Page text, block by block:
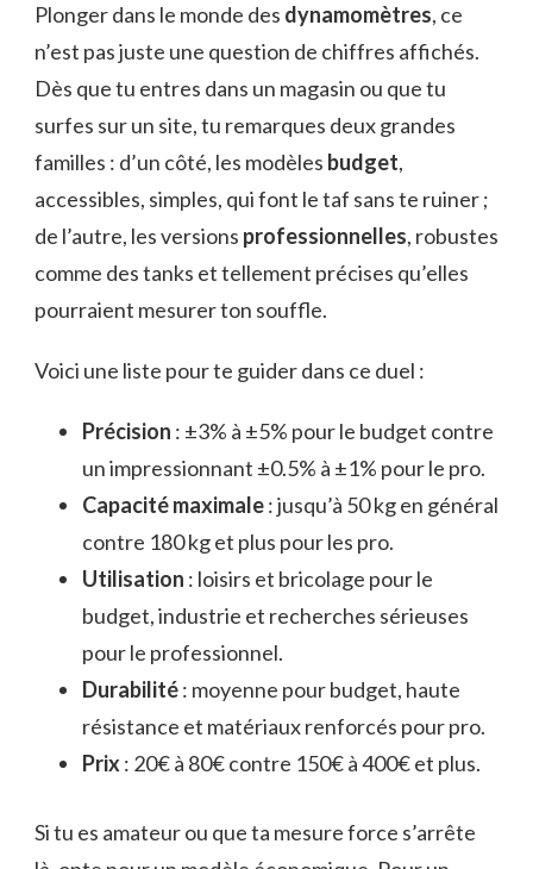
Plonger dans le monde des dynamomètres, ce
n’est pas juste une question de chiffres affichés.
Dès que tu entres dans un magasin ou que tu
surfes sur un site, tu remarques deux grandes
familles : d’un côté, les modèles budget,
accessibles, simples, qui font le taf sans te ruiner ;
de l’autre, les versions professionnelles, robustes
comme des tanks et tellement précises qu’elles
pourraient mesurer ton souffle.
Voici une liste pour te guider dans ce duel :
Précision : ±3% à ±5% pour le budget contre
un impressionnant ±0.5% à ±1% pour le pro.
Capacité maximale: jusqu’à 50 kg en général
contre 180 kg et plus pour les pro.
Utilisation : loisirs et bricolage pour le
budget, industrie et recherches sérieuses
pour le professionnel.
Durabilité: moyenne pour budget, haute
résistance et matériaux renforcés pour pro.
Prix : 20€ à 80€ contre 150€ à 400€ et plus.
Si tu es amateur ou que ta mesure force s’arrête